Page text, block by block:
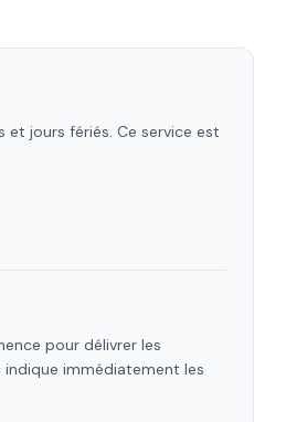
et jours fériés. Ce service est
pour délivrer les
immédiatement les